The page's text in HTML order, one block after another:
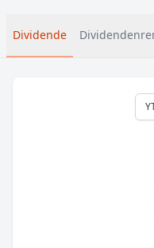
Dividende